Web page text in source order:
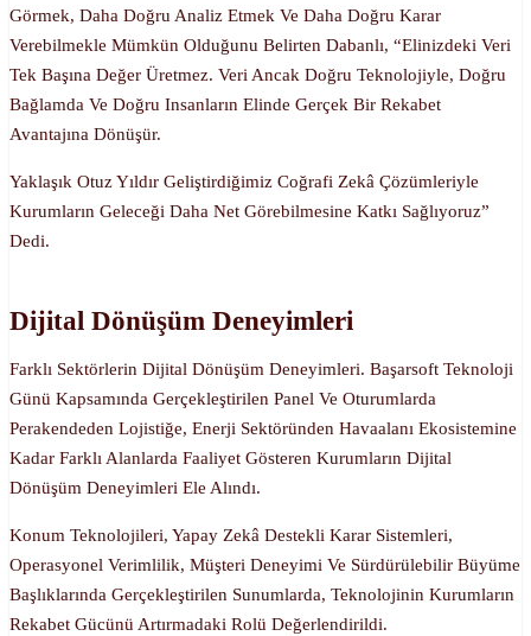
Görmek, Daha Doğru Analiz Etmek Ve Daha Doğru Karar
Verebilmekle Mümkün Olduğunu Belirten Dabanlı, “Elinizdeki Veri
Tek Başına Değer Üretmez. Veri Ancak Doğru Teknolojiyle, Doğru
Bağlamda Ve Doğru Insanların Elinde Gerçek Bir Rekabet
Avantajına Dönüşür.
Yaklaşık Otuz Yıldır Geliştirdiğimiz Coğrafi Zekâ Çözümleriyle
Kurumların Geleceği Daha Net Görebilmesine Katkı Sağlıyoruz”
Dedi.
Dijital Dönüşüm Deneyimleri
Farklı Sektörlerin Dijital Dönüşüm Deneyimleri. Başarsoft Teknoloji
Günü Kapsamında Gerçekleştirilen Panel Ve Oturumlarda
Perakendeden Lojistiğe, Enerji Sektöründen Havaalanı Ekosistemine
Kadar Farklı Alanlarda Faaliyet Gösteren Kurumların Dijital
Dönüşüm Deneyimleri Ele Alındı.
Konum Teknolojileri, Yapay Zekâ Destekli Karar Sistemleri,
Operasyonel Verimlilik, Müşteri Deneyimi Ve Sürdürülebilir Büyüme
Başlıklarında Gerçekleştirilen Sunumlarda, Teknolojinin Kurumların
Rekabet Gücünü Artırmadaki Rolü Değerlendirildi.